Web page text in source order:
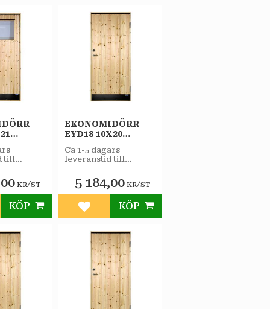
2-
till
KR/ST
i favoriter
KÖP
EKONOMIDÖRR
EYD18 10X20
STAR
VARMFÖRRÅD
Ca 1-5 dagars
leveranstid till
5 184,00KR/ST
Lägg till i favoriter
KÖP